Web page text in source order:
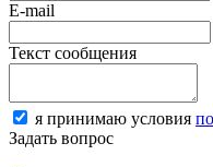
E-mail
Текст сообщения
я принимаю условия
Задать вопрос